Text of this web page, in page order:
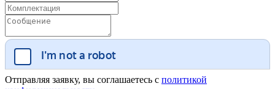
Отправляя заявку, вы соглашаетесь с политикой